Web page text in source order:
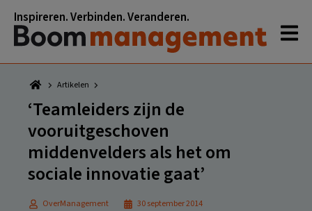
naar
hoofdnavigatie
naar
hoofd
inhoud
naar
eerste
sidebar
naar
voettekst
Inspireren. Verbinden. Veranderen.
Artikelen
‘Teamleiders zijn de
vooruitgeschoven
middenvelders als het om
sociale innovatie gaat’
OverManagement
30 september 2014